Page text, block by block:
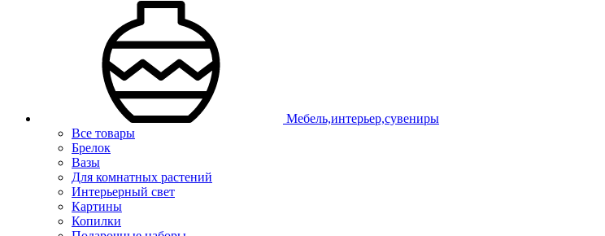
Мебель,интерьер,сувениры
Все товары
Брелок
Вазы
Для комнатных растений
Интерьерный свет
Картины
Копилки